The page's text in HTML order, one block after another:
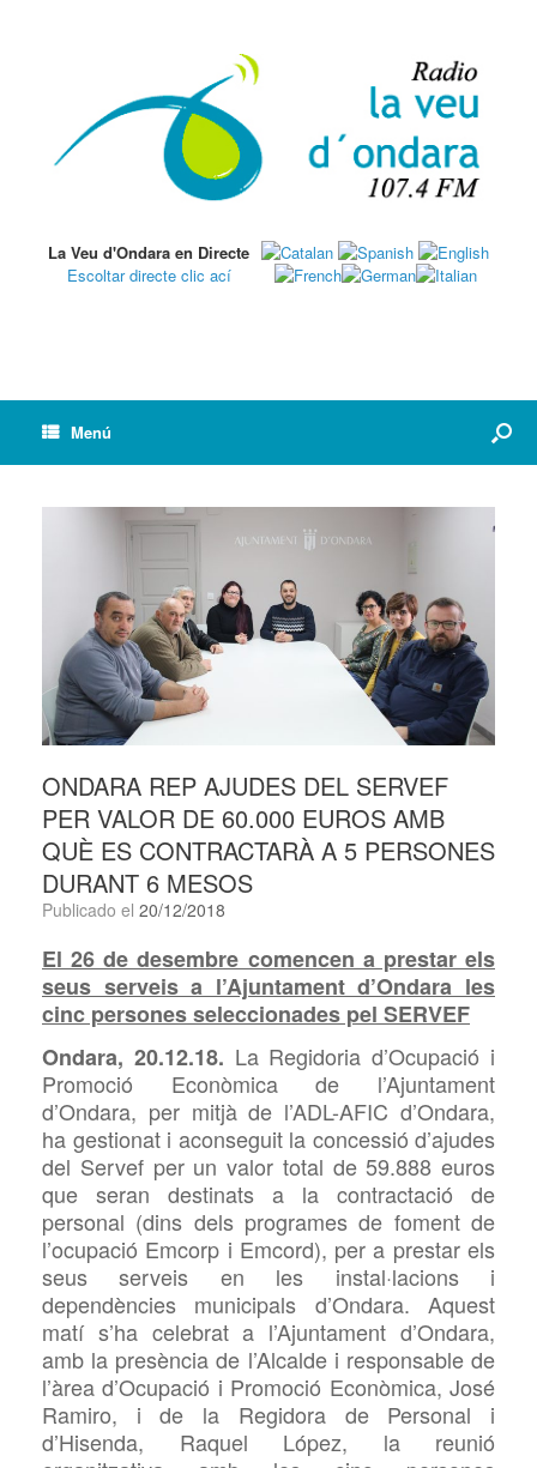
La Veu d'Ondara en Directe
Escoltar directe clic ací
Menú
ONDARA REP AJUDES DEL SERVEF
PER VALOR DE 60.000 EUROS AMB
QUÈ ES CONTRACTARÀ A 5 PERSONES
DURANT 6 MESOS
Publicado el 20/12/2018
El 26 de desembre comencen a prestar els
seus serveis a l’Ajuntament d’Ondara les
cinc persones seleccionades pel SERVEF
Ondara, 20.12.18. La Regidoriad’Ocupació i
Promoció Econòmica de l’Ajuntament
d’Ondara, per mitjà de l’ADL-AFIC d’Ondara,
ha gestionat i aconseguit la concessió d’ajudes
del Servef per un valor total de 59.888 euros
que seran destinats a la contractació de
personal (dins dels programes de foment de
l’ocupació Emcorp i Emcord), per a prestar els
seus serveis en les instal·lacions i
dependències municipals d’Ondara. Aquest
matí s’ha celebrat a l’Ajuntament d’Ondara,
amb la presència de l’Alcalde i responsable de
l’àrea d’Ocupació i Promoció Econòmica, José
Ramiro, i de la Regidora de Personal i
d’Hisenda, Raquel López, la reunió